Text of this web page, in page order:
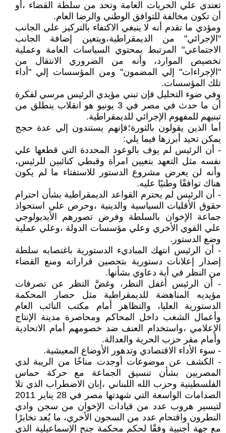
تعتدي علي الحريات العامة وتحد من سلطة القضاء ،أو
أن تكون مخالفة للتوافق الوطني والرضا العام.
ومؤدي ما تقدم أنه لا ينبغي الاكتفاء بالتركيز علي الجانب
"الإجرائي" من الديمقراطية،ويتعين إضافة الجانب
الاجتماعي" المرتبط بمحتوي السياسات العامة وعملية
تخصيص الموارد، وأنه من الضروري الانتقال من
"الإجراءات" إلي المضمون" ومن المؤسسات إلي "أداء
تلك المؤسسات.
وفي ضوء التحليل فإن تبني مؤيدي الرئيس مرسي لفكرة
أن ما حدث في مصر في 3 يونيو هو انقلاب ينطلق من
تبنيهم للمفهوم الإجرائي للديمقراطية.
أما الذين يقولون بالثورة؛فإنهم يستندون إلي عدة حجج
يمكن تحيد أبرزها فيما يلي:
- أن الرئيس لم يوف بالوعود المحددة التي قطعها علي
نفسه مثل التعهد بتعيين امرأة وقبطي كنائبين للرئيس،
وأنه لن يعرض مشروع الدستور للاستفتاء ما لم يكون
هناك توافقًا وطنيًا عليه.
- أن الرئيس لم يحترم القواعد الديمقراطية بشأن احترام
حقوق الأقليات السياسية والدينية ،وحرص علي استحواذ
جماعة الإخوان بالسلطة وفرض تصورهم الأيديولوجي
علي القوي الأخري وعلي مؤسسات الدولة ،وعلي عملية
وضع الدستور.
- أن الرئيس انتهك المباديء الدستورية باغتصابه سلطة
إصدار إعلانات دستورية بتحصين قراراته ومنع القضاء
من النظر في أية دعاوي بشأنها.
- أن الرئيس أغفل النظر، وغضَّ التظر عن تصرفات
مؤيديه المناهضة للديمقراطية مثل حصار المحكمة
الدستورية العليا، والتظاهر أمام مكتب النائب العام
وأعمال الشغب داخل المحاكم ومحاصرة مدينة الإنتاج
الإعلامي ،واستخدام العنف ضد خصومهم أمام الاتحادية
وأمام مقر حزب الحرية والعدالة.
- سوء الأداء الاقتصادي وتدهور الأوضاع المعيشية.
- الكشف عن موضوعات أوجدت مناخًا من الريبة لدي
المصريين بشأن تنسيق الجماعة مع حركة حماس
الفلسطينية وحزب الله اللبناني ،إبان الاضطراب الذي تلا
الصدامات الواسعة التي شهدتها مصر في 28 يناير 2011
لتيسير هروب عدد من قيادات الإخوان من سجن وادي
النطرون واقتحام عدد من السجون الأخري، ما يُعد تخابرًا
مع جهة أجنبية وفقًا لحكم محكمة جنح الإسماعيلية الذي